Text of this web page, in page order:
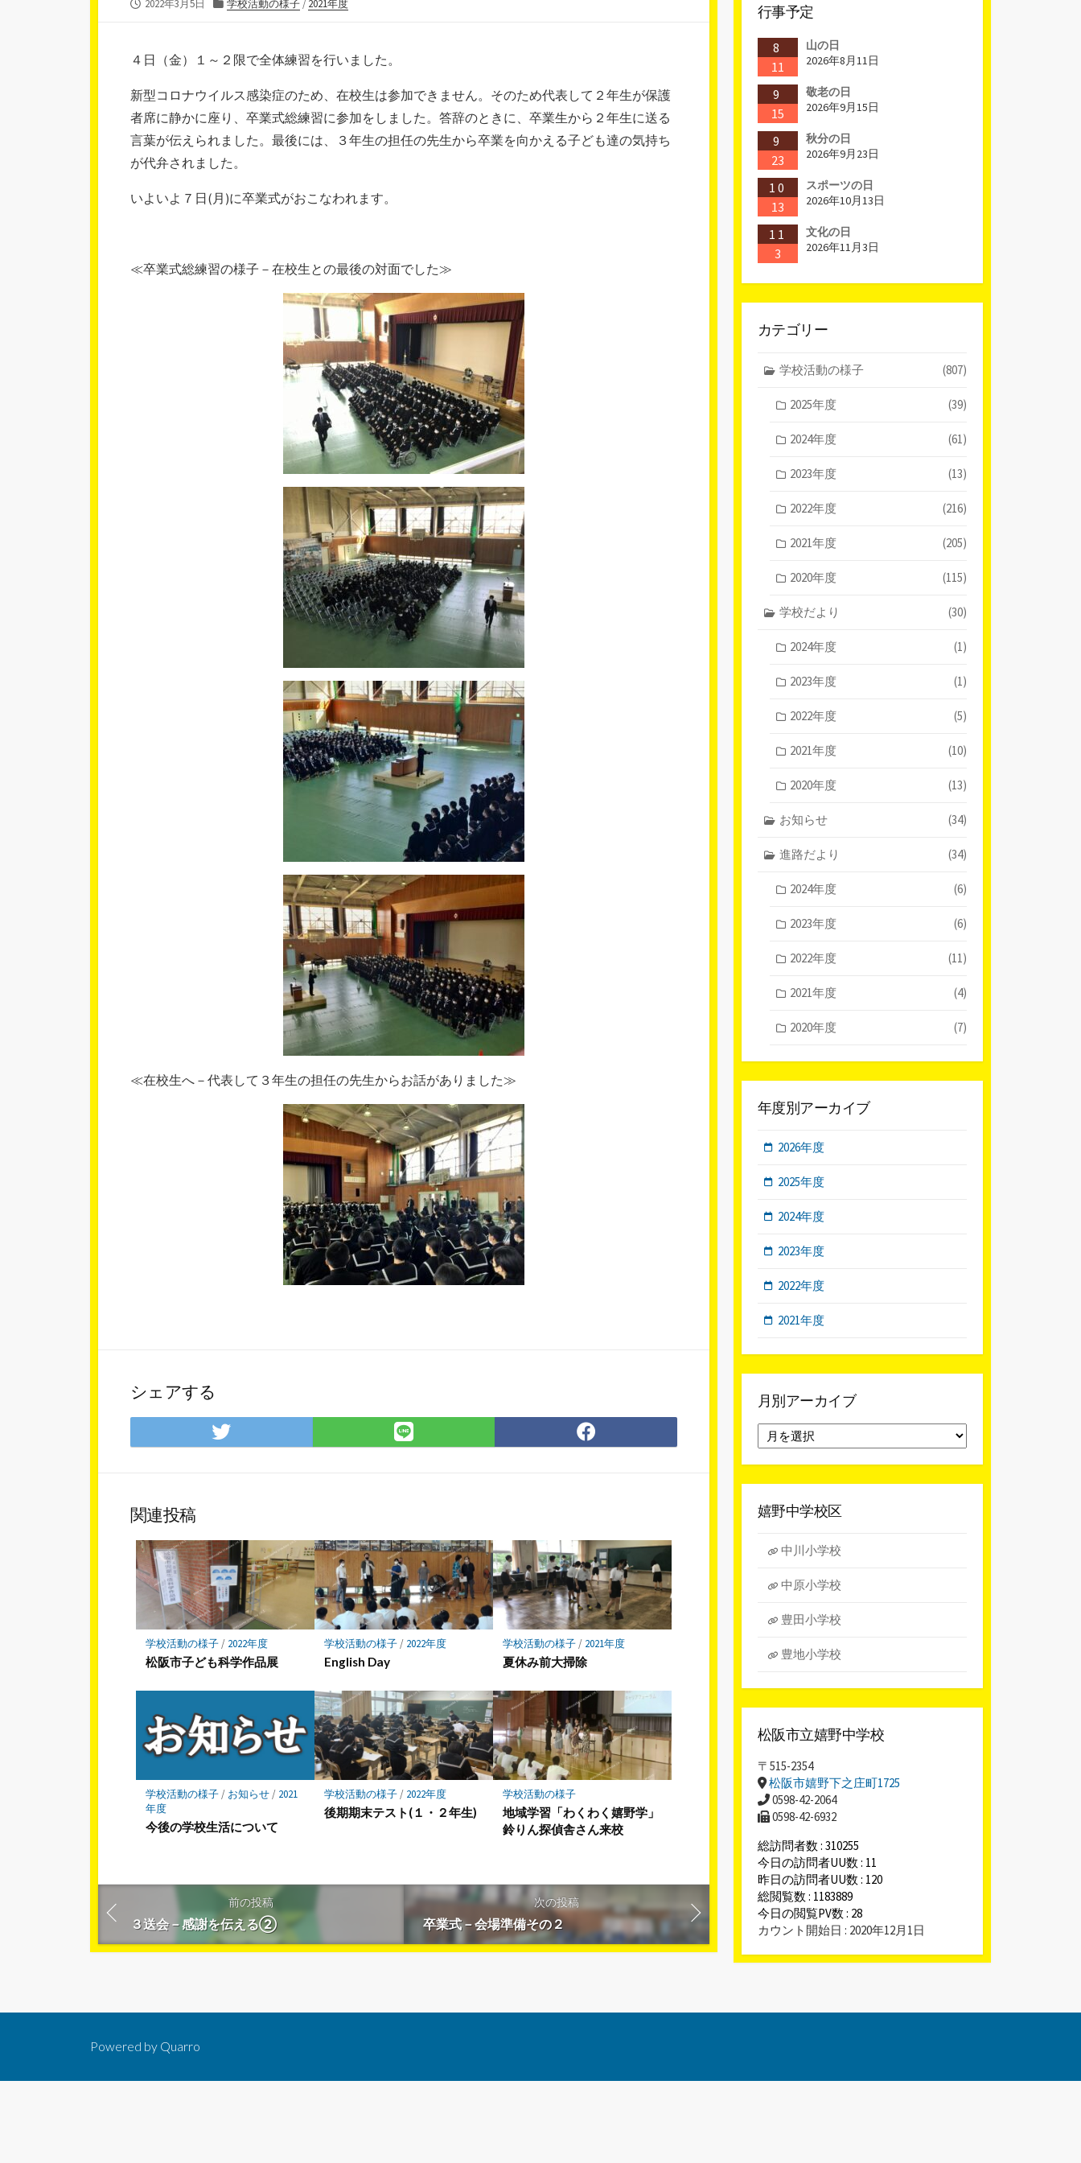
2022年3月5日
ー
学校活動の様子 /2021年度
４日（金）１～２限で全体練習を行いました。
新型コロナウイルス感染症のため、在校生は参加できません。そのため代表して２年生が保護
者席に静かに座り、卒業式総練習に参加をしました。答辞のときに、卒業生から２年生に送る
言葉が伝えられました。最後には、３年生の担任の先生から卒業を向かえる子ども達の気持ち
が代弁されました。
いよいよ７日(月)に卒業式がおこなわれます。
≪卒業式総練習の様子－在校生との最後の対面でした≫
≪在校生へ－代表して３年生の担任の先生からお話がありました≫
シェアする
Twitter
で
LINE
で
Facebook
で
関連投稿
学校活動の様子/ 2022年度
松阪市子ども科学作品展
学校活動の様子/ 2022年度
English Day
学校活動の様子/ 2021年度
夏休み前大掃除
学校活動の様子/ お知らせ/ 2021
年度
今後の学校生活について
学校活動の様子/ 2022年度
後期期末テスト(１・２年生)
学校活動の様子
地域学習「わくわく嬉野学」
鈴りん探偵舎さん来校
前の投稿
３送会－感謝を伝える②
次の投稿
卒業式－会場準備その２
行事予定
8
11
山の日
2026年8月11日
9
15
敬老の日
2026年9月15日
9
23
秋分の日
2026年9月23日
10
13
スポーツの日
2026年10月13日
11
3
文化の日
2026年11月3日
カテゴリー
学校活動の様子 (807)
2025年度 (39)
2024年度 (61)
2023年度 (13)
2022年度 (216)
2021年度 (205)
2020年度 (115)
学校だより (30)
2024年度 (1)
2023年度 (1)
2022年度 (5)
2021年度 (10)
2020年度 (13)
お知らせ (34)
進路だより (34)
2024年度 (6)
2023年度 (6)
2022年度 (11)
2021年度 (4)
2020年度 (7)
年度別アーカイブ
2026年度
2025年度
2024年度
2023年度
2022年度
2021年度
月別アーカイブ
別
ア
ー
イ
嬉野中学校区
中川小学校
中原小学校
豊田小学校
豊地小学校
松阪市立嬉野中学校
〒515-2354
松阪市嬉野下之庄町1725
0598-42-2064
0598-42-6932
総訪問者数 : 310255
今日の訪問者UU数 : 11
昨日の訪問者UU数 : 120
総閲覧数 : 1183889
今日の閲覧PV数 : 28
カウント開始日 : 2020年12月1日
Powered by Quarro